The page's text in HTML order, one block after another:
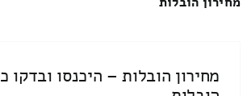
מחירון הובלות – היכנסו ובדקו